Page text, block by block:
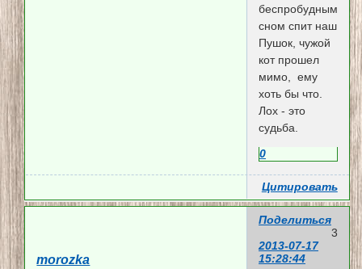
беспробудным
сном спит наш
Пушок, чужой
кот прошел
мимо, ему
хоть бы что.
Лох - это
судьба.
0
Цитировать
Поделиться
3
2013-07-17
15:28:44
morozka